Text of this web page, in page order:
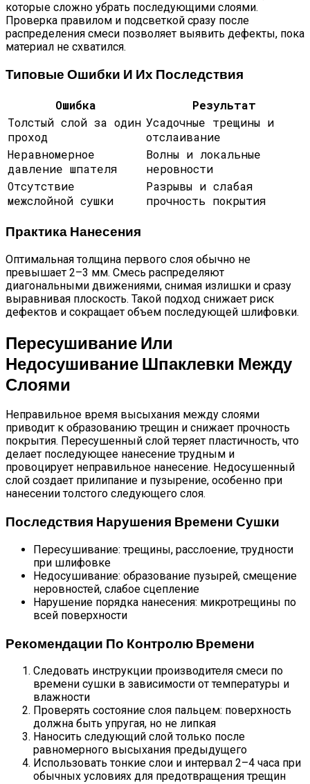
которые сложно убрать последующими слоями.
Проверка правилом и подсветкой сразу после
распределения смеси позволяет выявить дефекты, пока
материал не схватился.
Типовые Ошибки И Их Последствия
Ошибка
Результат
Толстый слой за один
проход
Усадочные трещины и
отслаивание
Неравномерное
давление шпателя
Волны и локальные
неровности
Отсутствие
межслойной сушки
Разрывы и слабая
прочность покрытия
Практика Нанесения
Оптимальная толщина первого слоя обычно не
превышает 2–3 мм. Смесь распределяют
диагональными движениями, снимая излишки и сразу
выравнивая плоскость. Такой подход снижает риск
дефектов и сокращает объем последующей шлифовки.
Пересушивание Или
Недосушивание Шпаклевки Между
Слоями
Неправильное время высыхания между слоями
приводит к образованию трещин и снижает прочность
покрытия. Пересушенный слой теряет пластичность, что
делает последующее нанесение трудным и
провоцирует неправильное нанесение. Недосушенный
слой создает прилипание и пузырение, особенно при
нанесении толстого следующего слоя.
Последствия Нарушения Времени Сушки
Пересушивание: трещины, расслоение, трудности
при шлифовке
Недосушивание: образование пузырей, смещение
неровностей, слабое сцепление
Нарушение порядка нанесения: микротрещины по
всей поверхности
Рекомендации По Контролю Времени
Следовать инструкции производителя смеси по
времени сушки в зависимости от температуры и
влажности
Проверять состояние слоя пальцем: поверхность
должна быть упругая, но не липкая
Наносить следующий слой только после
равномерного высыхания предыдущего
Использовать тонкие слои и интервал 2–4 часа при
обычных условиях для предотвращения трещин